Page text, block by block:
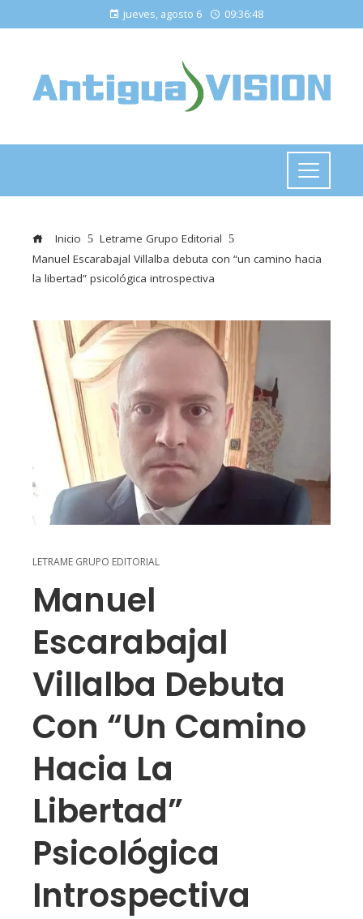
jueves, agosto 6 09:36:49
Inicio
Letrame Grupo Editorial
Manuel Escarabajal Villalba debuta con “un camino hacia
la libertad” psicológica introspectiva
LETRAME GRUPO EDITORIAL
Manuel
Escarabajal
Villalba Debuta
Con “un Camino
Hacia La
Libertad”
Psicológica
Introspectiva